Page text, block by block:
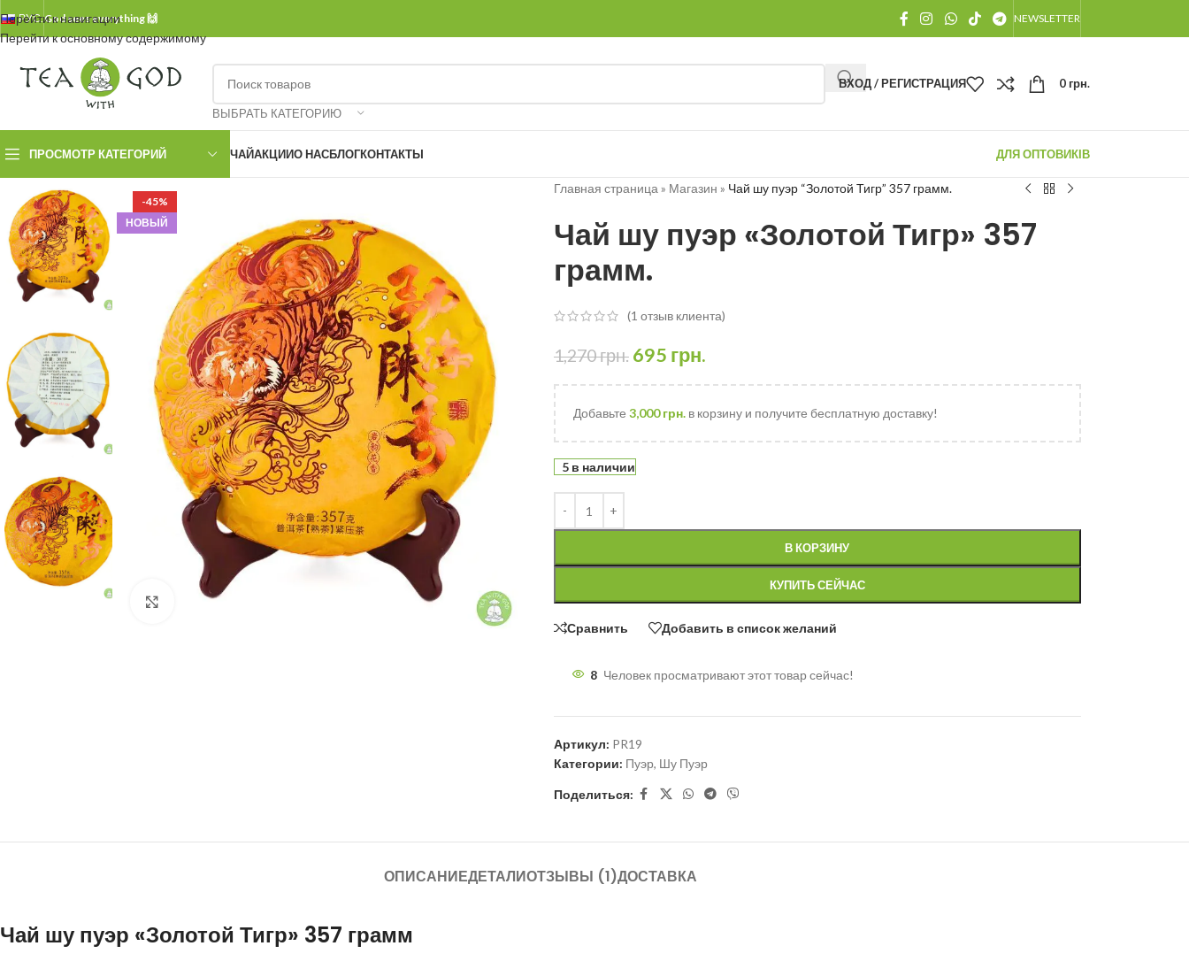
Перейти к навигации
Перейти к основному содержимому
РУС.God sees everything 🙌 NEWSLETTER
ВЫБРАТЬ КАТЕГОРИЮ
ВХОД / РЕГИСТРАЦИЯ 0 грн.
ПРОСМОТР КАТЕГОРИЙ ЧАЙАКЦИИО НАСБЛОГКОНТАКТЫ ДЛЯ ОПТОВИКІВ
-45%
НОВЫЙ
Нажмите, чтобы увеличить
Главная страница » Магазин » Чай шу пуэр “Золотой Тигр” 357 грамм.
Чай шу пуэр «Золотой Тигр» 357
грамм.
(1 отзыв клиента)
1,270грн. 695 грн.
Добавьте 3,000грн.в корзину и получите бесплатную доставку!
5 в наличии
В КОРЗИНУ
КУПИТЬ СЕЙЧАС
Сравнить Добавить в список желаний
8 Человек просматривают этот товар сейчас!
Артикул: PR19
Категории: Пуэр, Шу Пуэр
Поделиться:
ОПИСАНИЕДЕТАЛИОТЗЫВЫ (1)ДОСТАВКА
Чай шу пуэр «Золотой Тигр» 357 грамм